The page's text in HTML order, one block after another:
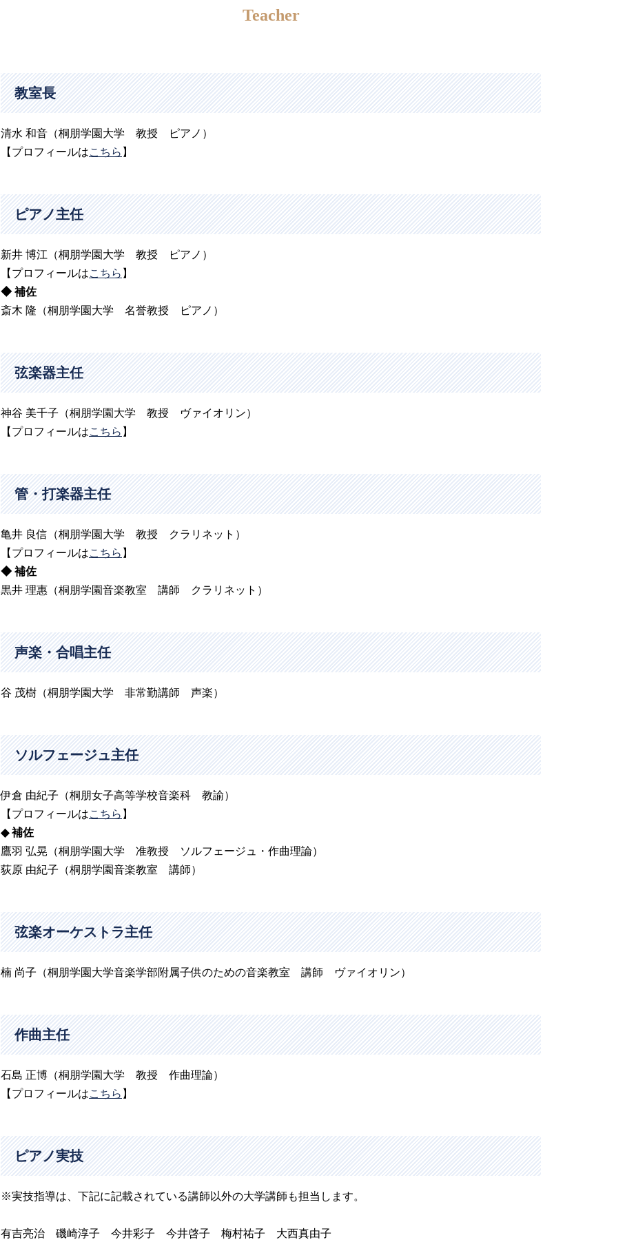
Teacher
教室長
清水 和音（桐朋学園大学 教授 ピアノ）
【プロフィールはこちら 】
ピアノ主任
新井 博江（桐朋学園大学 教授 ピアノ）
【プロフィールはこちら 】
◆ 補佐
斎木 隆（桐朋学園大学 名誉教授 ピアノ）
弦楽器主任
神谷 美千子（桐朋学園大学 教授 ヴァイオリン）
【プロフィールはこちら 】
管・打楽器主任
亀井 良信（桐朋学園大学 教授 クラリネット）
【プロフィールはこちら 】
◆ 補佐
黒井 理惠（桐朋学園音楽教室 講師 クラリネット）
声楽・合唱主任
谷 茂樹（桐朋学園大学 非常勤講師 声楽）
ソルフェージュ主任
伊倉 由紀子（桐朋女子高等学校音楽科 教諭）
【プロフィールはこちら 】
◆ 補佐
鷹羽 弘晃（桐朋学園大学 准教授 ソルフェージュ・作曲理論）
荻原 由紀子（桐朋学園音楽教室 講師）
弦楽オーケストラ主任
楠 尚子（桐朋学園大学音楽学部附属子供のための音楽教室 講師 ヴァイオリン）
作曲主任
石島 正博（桐朋学園大学 教授 作曲理論）
【プロフィールはこちら 】
ピアノ実技
※実技指導は、下記に記載されている講師以外の大学講師も担当します。
有吉亮治 磯崎淳子 今井彩子 今井啓子 梅村祐子 大西真由子